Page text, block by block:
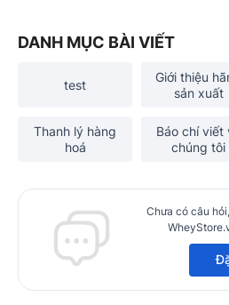
DANH MỤC BÀI VIẾT
test
Giới thiệu
sản xuất
Thanh lý hàng
hoá
Báo chí viết
chúng tôi
Chưa có câu